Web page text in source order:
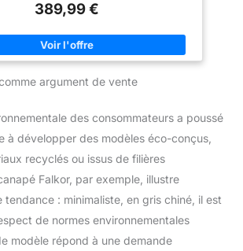
côtelé confortable et facile
d'entretien : ce canapé velours
velours côtelé brossé de haute
douce, douce pour la peau et
très résistant. Ce canapé droit
avec un chiffon doux, les
liquides renversés se nettoient
aisément avec un linge humide.
Ce canapé cloud vous assure
quotidien. Confort doux comme
garnie de mousse hautement
élastique avec une forme
ergonomique. Dossier et assise
épousent parfaitement les
personnalisable : adaptez-le à votre espace et
389,99 €
argument de vente
des consommateurs a poussé
à développer des modèles éco-conçus,
recyclés ou issus de filières
Falkor, par exemple, illustre
: minimaliste, en gris chiné, il est
de normes environnementales
modèle répond à une demande